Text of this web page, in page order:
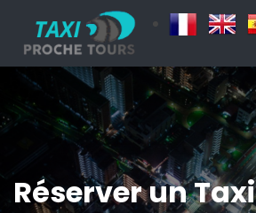
Réserver un Taxi